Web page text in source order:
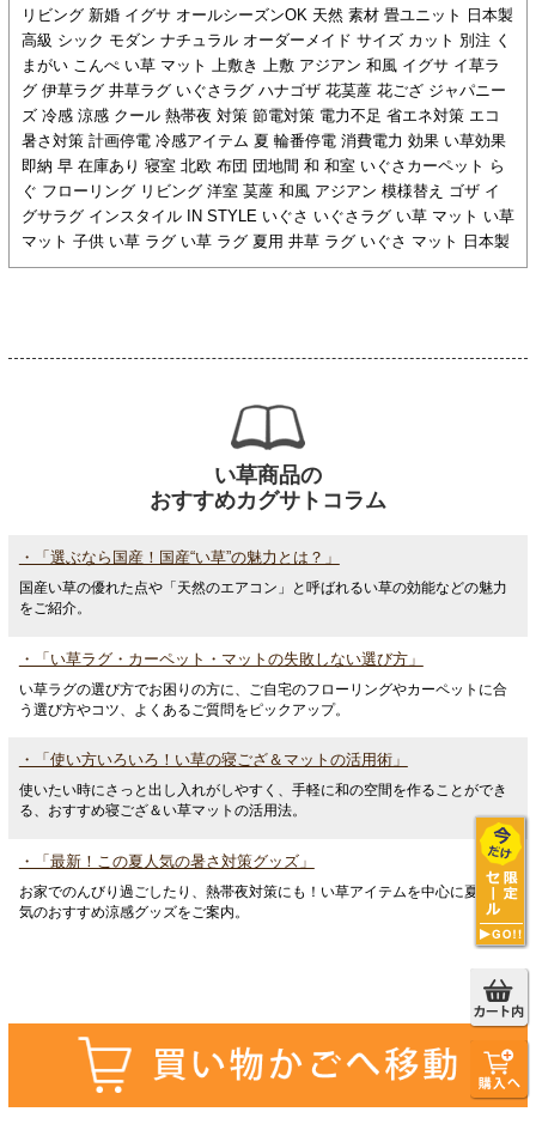
リビング 新婚 イグサ オールシーズンOK 天然 素材 畳ユニット 日本製
高級 シック モダン ナチュラル オーダーメイド サイズ カット 別注 く
まがい こんぺ い草 マット 上敷き 上敷 アジアン 和風 イグサ イ草ラ
グ 伊草ラグ 井草ラグ いぐさラグ ハナゴザ 花茣蓙 花ござ ジャパニー
ズ 冷感 涼感 クール 熱帯夜 対策 節電対策 電力不足 省エネ対策 エコ
暑さ対策 計画停電 冷感アイテム 夏 輪番停電 消費電力 効果 い草効果
即納 早 在庫あり 寝室 北欧 布団 団地間 和 和室 いぐさカーペット ら
ぐ フローリング リビング 洋室 茣蓙 和風 アジアン 模様替え ゴザ イ
グサラグ インスタイル IN STYLE いぐさ いぐさラグ い草 マット い草
マット 子供 い草 ラグ い草 ラグ 夏用 井草 ラグ いぐさ マット 日本製
い草商品の
おすすめカグサトコラム
・「選ぶなら国産！国産“い草”の魅力とは？」
国産い草の優れた点や「天然のエアコン」と呼ばれるい草の効能などの魅力
をご紹介。
・「い草ラグ・カーペット・マットの失敗しない選び方」
い草ラグの選び方でお困りの方に、ご自宅のフローリングやカーペットに合
う選び方やコツ、よくあるご質問をピックアップ。
・「使い方いろいろ！い草の寝ござ＆マットの活用術」
使いたい時にさっと出し入れがしやすく、手軽に和の空間を作ることができ
る、おすすめ寝ござ＆い草マットの活用法。
・「最新！この夏人気の暑さ対策グッズ」
お家でのんびり過ごしたり、熱帯夜対策にも！い草アイテムを中心に夏に人
気のおすすめ涼感グッズをご案内。